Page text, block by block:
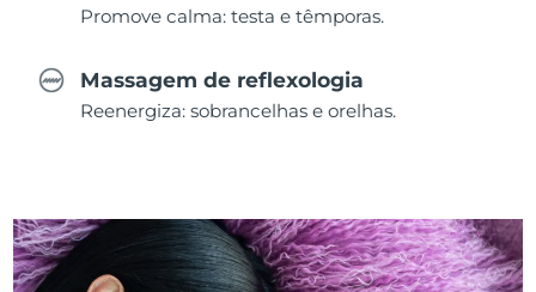
Promove calma: testa e têmporas.
Massagem de reflexologia
Reenergiza: sobrancelhas e orelhas.